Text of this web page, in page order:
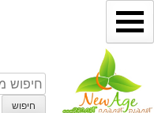
דילוג
לתוכן
חיפוש
עבור:
חיפוש